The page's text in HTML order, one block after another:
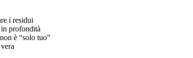
i residui
profondità
è “solo tuo”